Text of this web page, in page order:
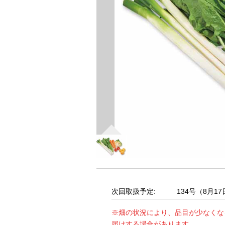
次回取扱予定: 134号（8月17
※畑の状況により、品目が少なく